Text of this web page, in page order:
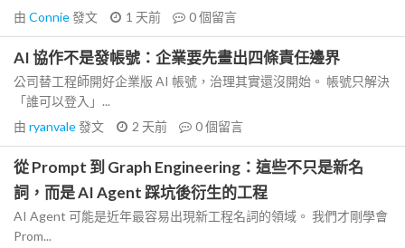
由 Connie發文 1 天前 0個留言
AI 協作不是發帳號：企業要先畫出四條責任邊界
公司替工程師開好企業版 AI 帳號，治理其實還沒開始。 帳號只解決
「誰可以登入」...
由 ryanvale發文 2 天前 0個留言
從 Prompt 到 Graph Engineering：這些不只是新名
詞，而是 AI Agent 踩坑後衍生的工程
AI Agent 可能是近年最容易出現新工程名詞的領域。 我們才剛學會
Prom...